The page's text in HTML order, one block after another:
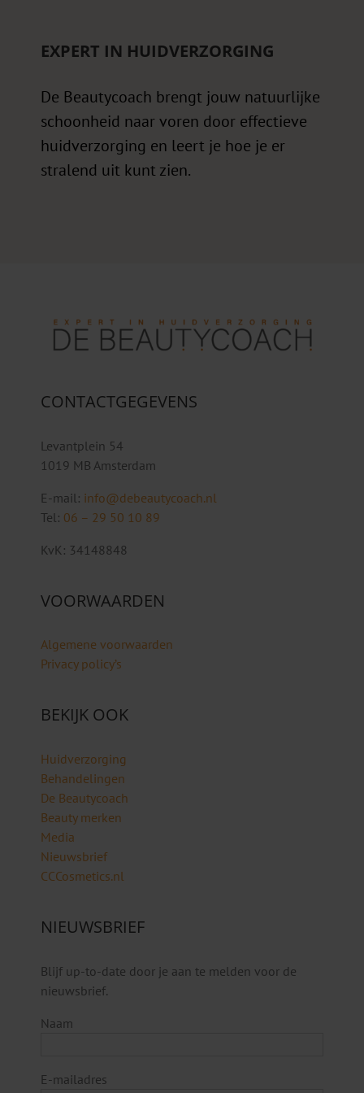
EXPERT IN HUIDVERZORGING
De Beautycoach brengt jouw natuurlijke
schoonheid naar voren door effectieve
huidverzorging en leert je hoe je er
stralend uit kunt zien.
CONTACTGEGEVENS
Levantplein 54
1019 MB Amsterdam
E-mail: info@debeautycoach.nl
Tel: 06 – 29 50 10 89
KvK: 34148848
VOORWAARDEN
Algemene voorwaarden
Privacy policy’s
BEKIJK OOK
Huidverzorging
Behandelingen
De Beautycoach
Beauty merken
Media
Nieuwsbrief
CCCosmetics.nl
NIEUWSBRIEF
Blijf up-to-date door je aan te melden voor de
nieuwsbrief.
Naam
E-mailadres